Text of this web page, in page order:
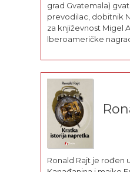
grad Gvatemala)
prevodilac, dobitnik
za književnost Migel
lberoameričke
savremenih pisaca
u imućnoj
porekla, još kao
ocem, uglavnom po
Ronald Rajt je rođen